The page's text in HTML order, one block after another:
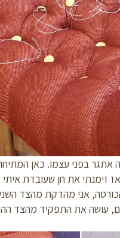
בפני עצמו. כאן המתיחה
את חן שעובדת איתי
אני מהדקת מהצד השני
את התפקיד מהצד ההפוך